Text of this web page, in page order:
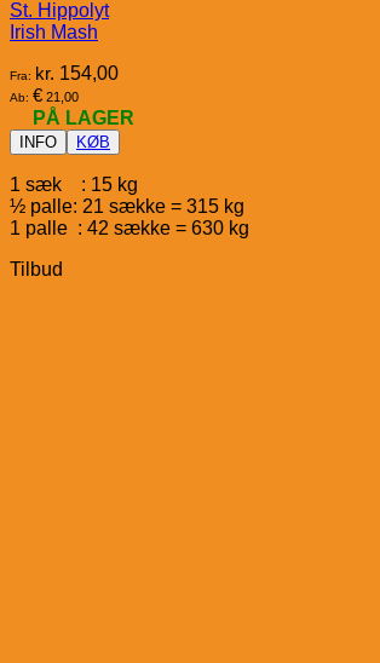
St. Hippolyt
Irish Mash
Fra: kr. 154,00
Ab: € 21,00
PÅ LAGER
INFO KØB
1 sæk : 15 kg
½ palle: 21 sække = 315 kg
1 palle : 42 sække = 630 kg
Tilbud